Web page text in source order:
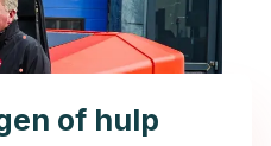
of hulp